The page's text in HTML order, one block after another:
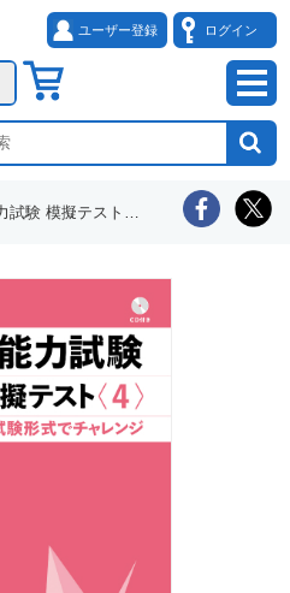
ユーザー登録 ログイン
スト』動画「効果的な活用法講座」